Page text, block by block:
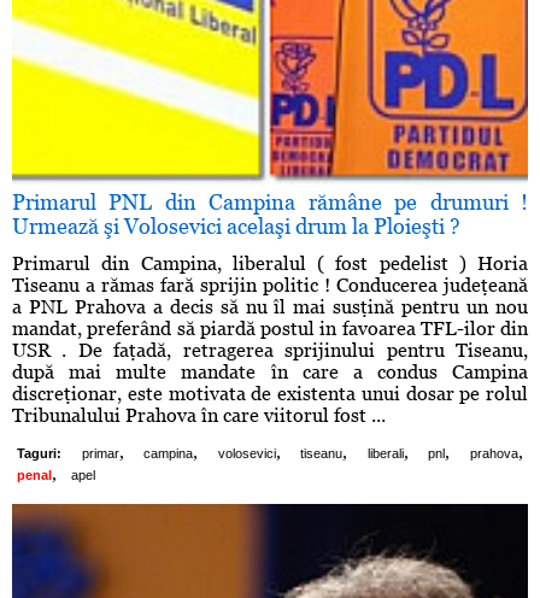
Primarul PNL din Campina rămâne pe drumuri !
Urmează şi Volosevici acelaşi drum la Ploieşti ?
Primarul din Campina, liberalul ( fost pedelist ) Horia
Tiseanu a rămas fară sprijin politic ! Conducerea judeţeană
a PNL Prahova a decis să nu îl mai susţină pentru un nou
mandat, preferând să piardă postul in favoarea TFL-ilor din
USR . De faţadă, retragerea sprijinului pentru Tiseanu,
după mai multe mandate în care a condus Campina
discreţionar, este motivata de existenta unui dosar pe rolul
Tribunalului Prahova în care viitorul fost ...
Taguri: primar, campina, volosevici, tiseanu, liberali, pnl , prahova,
penal , apel